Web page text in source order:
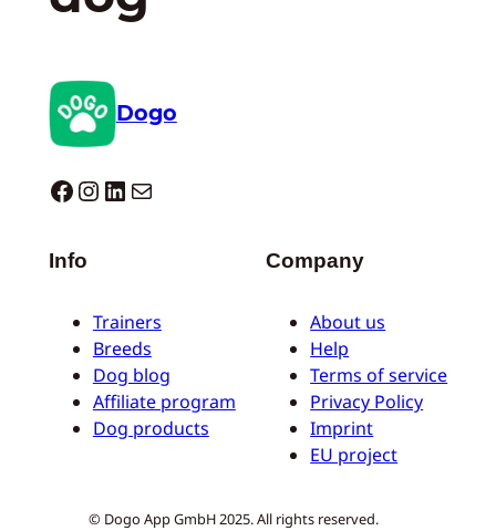
Dogo
Dogo facebook InstagramLinkedIn E-mail
Info
Trainers
Breeds
Dog blog
Affiliate program
Dog products
Company
About us
Help
Terms of service
Privacy Policy
Imprint
EU project
© Dogo App GmbH 2025. All rights reserved.